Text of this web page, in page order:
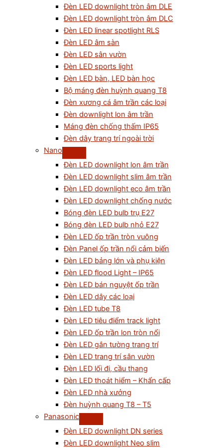
Đèn LED downlight tròn âm DLE
Đèn LED downlight tròn âm DLC
Đèn LED linear spotlight RLS
Đèn LED âm sàn
Đèn LED sân vườn
Đèn LED sports light
Đèn LED bàn, LED bàn học
Bộ máng đèn huỳnh quang T8
Đèn xương cá âm trần các loại
Đèn downlight lon âm trần
Máng đèn chống thấm IP65
Đèn dây trang trí ngoài trời
Nano
Đèn LED downlight lon âm trần
Đèn LED downlight slim âm trần
Đèn LED downlight eco âm trần
Đèn LED downlight chống nước
Bóng đèn LED bulb trụ E27
Bóng đèn LED bulb nhỏ E27
Đèn LED ốp trần tròn vuông
Đèn Panel ốp trần nổi cảm biến
Đèn LED bảng lớn và phụ kiện
Đèn LED flood Light – IP65
Đèn LED bán nguyệt ốp trần
Đèn LED dây các loại
Đèn LED tube T8
Đèn LED tiêu điểm track light
Đèn LED ốp trần lon tròn nổi
Đèn LED gắn tường trang trí
Đèn LED trang trí sân vườn
Đèn LED lối đi, cầu thang
Đèn LED thoát hiểm – Khẩn cấp
Đèn LED nhà xưởng
Đèn huỳnh quang T8 – T5
Panasonic
Đèn LED downlight DN series
Đèn LED downlight Neo slim